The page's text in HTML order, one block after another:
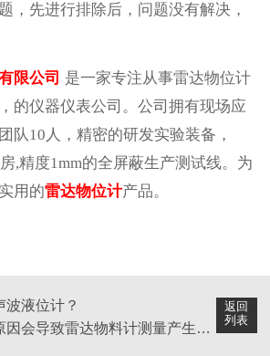
，先进行排除后，问题没有解决，
限公司 是一家专注从事雷达物位计
的仪器仪表公司。公司拥有现场应
队10人，精密的研发实验装备，
,精度1mm的全屏蔽生产测试线。为
用的雷达物位计产品。
返回
列表
波液位计？
会导致雷达物料计测量产生误差？